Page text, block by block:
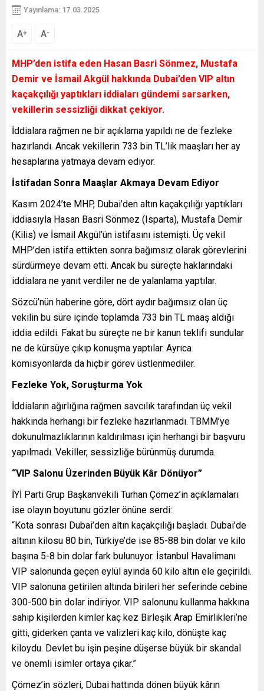
Yayınlama: 17.03.2025
A+ A-
MHP’den istifa eden Hasan Basri Sönmez, Mustafa
Demir ve İsmail Akgül hakkında Dubai’den VIP altın
kaçakçılığı yaptıkları iddiaları gündemi sarsarken,
vekillerin sessizliği dikkat çekiyor.
İddialara rağmen ne bir açıklama yapıldı ne de fezleke
hazırlandı. Ancak vekillerin 733 bin TL’lik maaşları her ay
hesaplarına yatmaya devam ediyor.
İstifadan Sonra Maaşlar Akmaya Devam Ediyor
Kasım 2024’te MHP, Dubai’den altın kaçakçılığı yaptıkları
iddiasıyla Hasan Basri Sönmez (Isparta), Mustafa Demir
(Kilis) ve İsmail Akgül’ün istifasını istemişti. Üç vekil
MHP’den istifa ettikten sonra bağımsız olarak görevlerini
sürdürmeye devam etti. Ancak bu süreçte haklarındaki
iddialara ne yanıt verdiler ne de yalanlama yaptılar.
Sözcü’nün haberine göre, dört aydır bağımsız olan üç
vekilin bu süre içinde toplamda 733 bin TL maaş aldığı
iddia edildi. Fakat bu süreçte ne bir kanun teklifi sundular
ne de kürsüye çıkıp konuşma yaptılar. Ayrıca
komisyonlarda da hiçbir görev üstlenmediler.
Fezleke Yok, Soruşturma Yok
İddiaların ağırlığına rağmen savcılık tarafından üç vekil
hakkında herhangi bir fezleke hazırlanmadı. TBMM’ye
dokunulmazlıklarının kaldırılması için herhangi bir başvuru
yapılmadı. Vekiller, sessizliğe bürünmüş durumda.
“VIP Salonu Üzerinden Büyük Kâr Dönüyor”
İYİ Parti Grup Başkanvekili Turhan Çömez’in açıklamaları
ise olayın boyutunu gözler önüne serdi:
“Kota sonrası Dubai’den altın kaçakçılığı başladı. Dubai’de
altının kilosu 80 bin, Türkiye’de ise 85-88 bin dolar ve kilo
başına 5-8 bin dolar fark bulunuyor. İstanbul Havalimanı
VIP salonunda geçen eylül ayında 60 kilo altın ele geçirildi.
VIP salonuna getirilen altında birileri her seferinde cebine
300-500 bin dolar indiriyor. VIP salonunu kullanma hakkına
sahip kişilerden kimler kaç kez Birleşik Arap Emirlikleri’ne
gitti, giderken çanta ve valizleri kaç kilo, dönüşte kaç
kiloydu. Devlet bu işin peşine düşerse büyük bir skandal
ve önemli isimler ortaya çıkar.”
Çömez’in sözleri, Dubai hattında dönen büyük kârın